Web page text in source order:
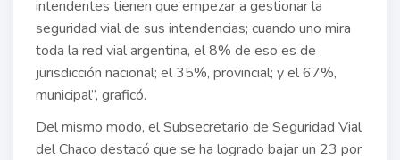
intendentes tienen que empezar a gestionar la
seguridad vial de sus intendencias; cuando uno mira
toda la red vial argentina, el 8% de eso es de
jurisdicción nacional; el 35%, provincial; y el 67%,
municipal”, graficó.
Del mismo modo, el Subsecretario de Seguridad Vial
del Chaco destacó que se ha logrado bajar un 23 por